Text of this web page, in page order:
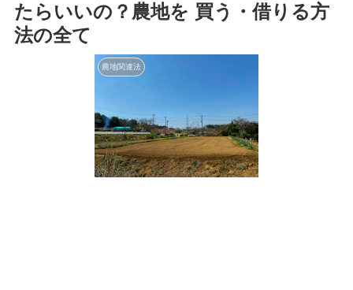
たらいいの？農地を 買う・借りる方
法の全て
農地関連法